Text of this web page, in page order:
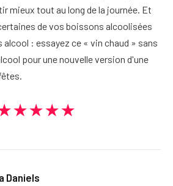
mieux tout au long de la journée. Et
de vos boissons alcoolisées
: essayez ce « vin chaud » sans
pour une nouvelle version d'une
Daniels